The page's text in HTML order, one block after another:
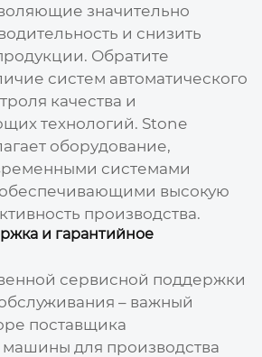
значительно
и снизить
Обратите
систем автоматического
качества и
технологий. Stone
оборудование,
системами
обеспечивающими высокую
производства.
и гарантийное
сервисной поддержки
– важный
поставщика
машины для производства